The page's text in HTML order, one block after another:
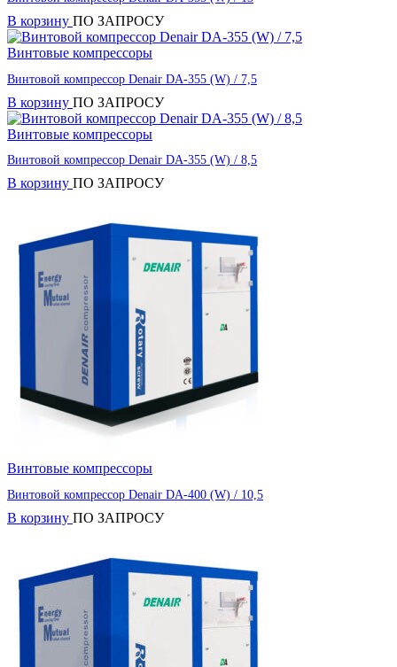
В корзину ПО ЗАПРОСУ
Винтовые компрессоры
Винтовой компрессор Denair DA-355 (W) / 7,5
В корзину ПО ЗАПРОСУ
Винтовые компрессоры
Винтовой компрессор Denair DA-355 (W) / 8,5
В корзину ПО ЗАПРОСУ
Винтовые компрессоры
Винтовой компрессор Denair DA-400 (W) / 10,5
В корзину ПО ЗАПРОСУ